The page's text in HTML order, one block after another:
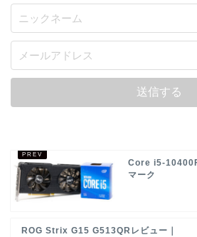
Core i5-
マーク
ROG Strix G15 G513QRレビュー｜